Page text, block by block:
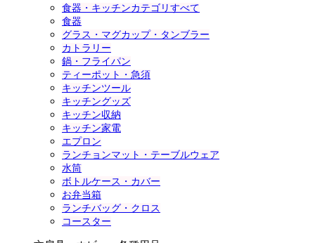
食器・キッチンカテゴリすべて
食器
グラス・マグカップ・タンブラー
カトラリー
鍋・フライパン
ティーポット・急須
キッチンツール
キッチングッズ
キッチン収納
キッチン家電
エプロン
ランチョンマット・テーブルウェア
水筒
ボトルケース・カバー
お弁当箱
ランチバッグ・クロス
コースター